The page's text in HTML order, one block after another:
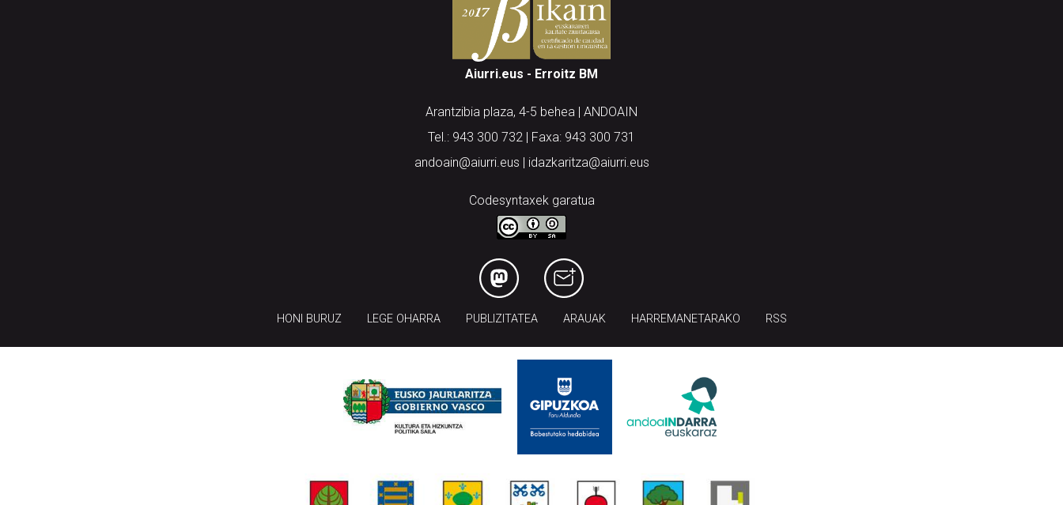
Aiurri.eus - Erroitz BM
Arantzibia plaza, 4-5 behea | ANDOAIN
Tel.: 943 300 732 | Faxa: 943 300 731
andoain@aiurri.eus | idazkaritza@aiurri.eus
Codesyntaxek garatua
HONI BURUZ LEGE OHARRA PUBLIZITATEA ARAUAK HARREMANETARAKO RSS